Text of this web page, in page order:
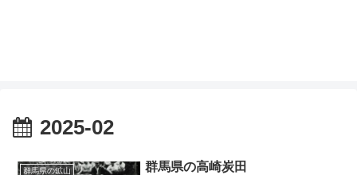
2025-02
群馬県の鉱山 群馬県の高崎炭田